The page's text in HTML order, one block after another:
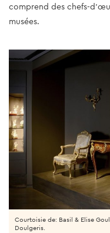
comprend des chefs-
musées.
Courtoisie de: Basil & Elise
Doulgeris.